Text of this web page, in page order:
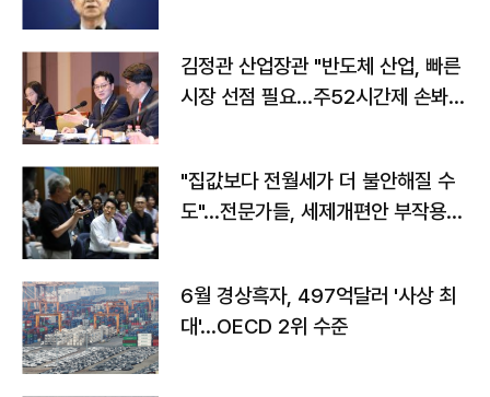
김정관 산업장관 "반도체 산업, 빠른
시장 선점 필요…주52시간제 손봐
"집값보다 전월세가 더 불안해질 수
도"…전문가들, 세제개편안 부작용
6월 경상흑자, 497억달러 '사상 최
대'…OECD 2위 수준